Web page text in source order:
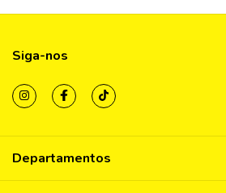
Siga-nos
Departamentos